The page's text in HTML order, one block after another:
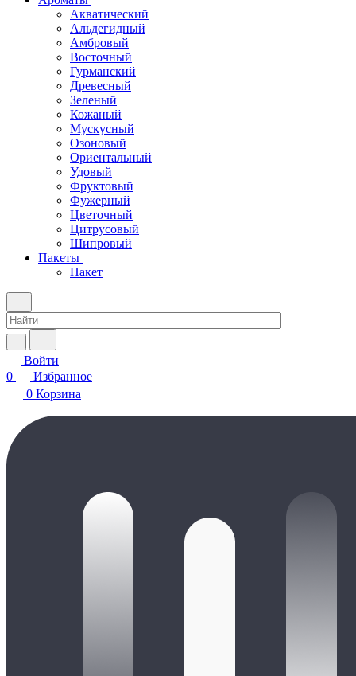
Акватический
Альдегидный
Амбровый
Восточный
Гурманский
Древесный
Зеленый
Кожаный
Мускусный
Озоновый
Ориентальный
Удовый
Фруктовый
Фужерный
Цветочный
Цитрусовый
Шипровый
Пакеты
Пакет
Войти
0
Избранное
0 Корзина